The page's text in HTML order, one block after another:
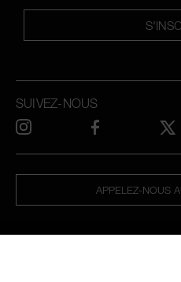
APPELEZ-NOUS
SUIVEZ-NOUS